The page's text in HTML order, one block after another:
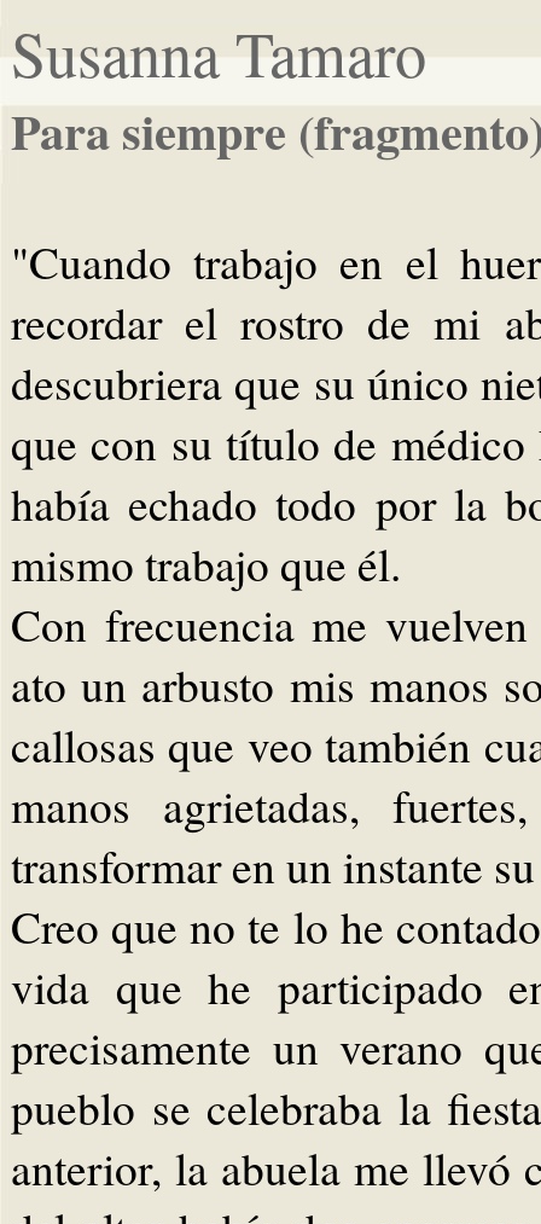
Susanna Tamaro
Para siempre
"Cuando trabajo en el
recordar el rostro de mi
descubriera que su único
que con su título de
había echado todo por la
mismo trabajo que él.
Con frecuencia me
ato un arbusto mis manos
callosas que veo también
manos agrietadas,
transformar en un instante
Creo que no te lo he
vida que he participado
precisamente un verano
pueblo se celebraba la
anterior, la abuela me